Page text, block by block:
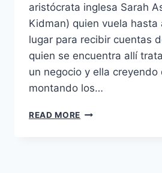
aristócrata inglesa Sarah
Kidman) quien vuela hasta
lugar para recibir cuentas
quien se encuentra allí
un negocio y ella creyendo
montando los…
READ MORE AUSTRALIA